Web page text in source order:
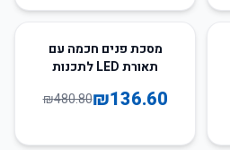
72מסכת פנים חכמה עם
תאורת LED לתכנות
Bluetooth
₪136.60
₪480.80